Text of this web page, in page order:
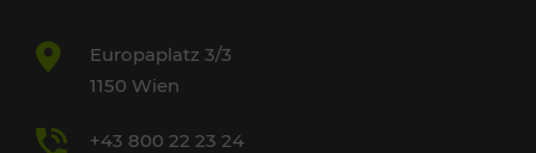
Europaplatz 3/3
1150 Wien
+43 800 22 23 24